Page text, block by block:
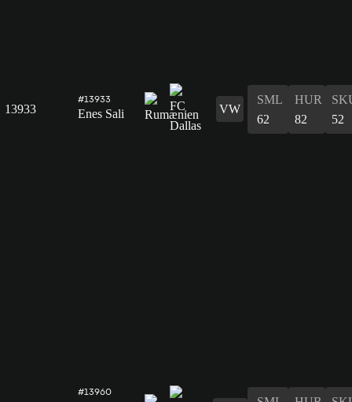
13933
#13933
Enes Sali VW
SML
62
HUR
82
52
#13960